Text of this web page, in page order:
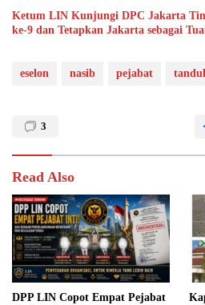
Ketum LIN Kunjungi DPC Jakarta
ke-9 dan Tetapkan Jakarta sebagai
eselon nasib pejabat
3
Read Also
DPP LIN Copot Empat Pejabat